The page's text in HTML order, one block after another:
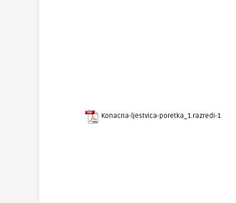
Konacna-ljestvica-poretka_1.razredi-1